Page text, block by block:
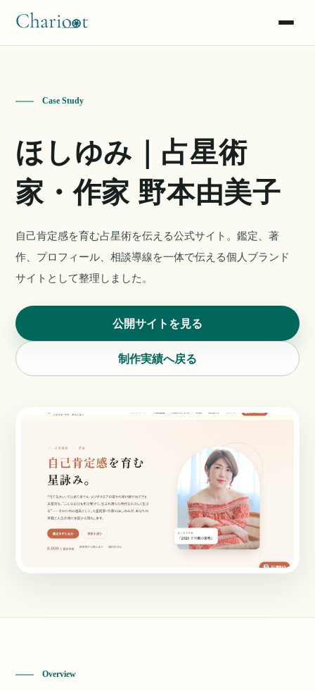
出し分け（AXE）
声をナレッジへ
漫画で読む
Case Study
ほしゆみ｜占星術
家・作家 野本由美子
自己肯定感を育む占星術を伝える公式サイト。鑑定、著
作、プロフィール、相談導線を一体で伝える個人ブランド
サイトとして整理しました。
公開サイトを見る
制作実績へ戻る
Overview